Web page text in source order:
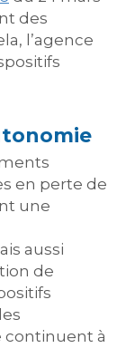
des
l’agence
en perte de
une
aussi
de
continuent à